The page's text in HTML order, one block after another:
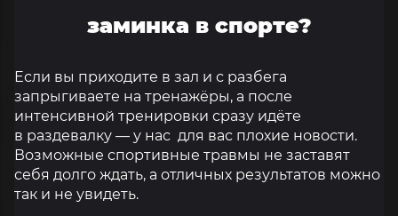
заминка в спорте?
Если вы приходите в зал и с разбега
запрыгиваете на тренажёры, а после
интенсивной тренировки сразу идёте
в раздевалку — у нас для вас плохие новости.
Возможные спортивные травмы не заставят
себя долго ждать, а отличных результатов можно
так и не увидеть.